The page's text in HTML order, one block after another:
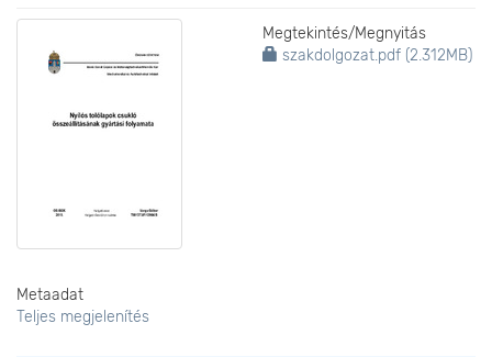
Megtekintés/Megnyitás
szakdolgozat.pdf (2.312MB)
Metaadat
Teljes megjelenítés